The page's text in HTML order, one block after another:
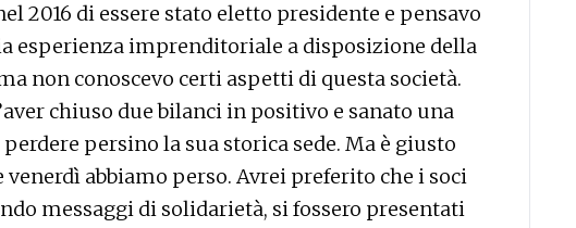
2016 di essere stato eletto presidente e pensavo
esperienza imprenditoriale a disposizione della
non conoscevo certi aspetti di questa società.
chiuso due bilanci in positivo e sanato una
persino la sua storica sede. Ma è giusto
venerdì abbiamo perso. Avrei preferito che i soci
messaggi di solidarietà, si fossero presentati